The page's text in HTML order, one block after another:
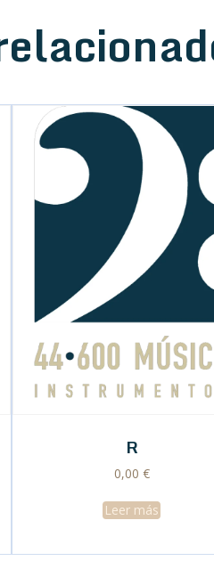
R
0,00 €
Leer más